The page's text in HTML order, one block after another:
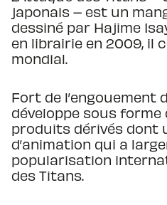
japonais – est un
dessiné par Hajime
en librairie en 2009, il
mondial.
Fort de l’engouement
développe sous forme
produits dérivés dont
d’animation qui a
popularisation
des Titans.